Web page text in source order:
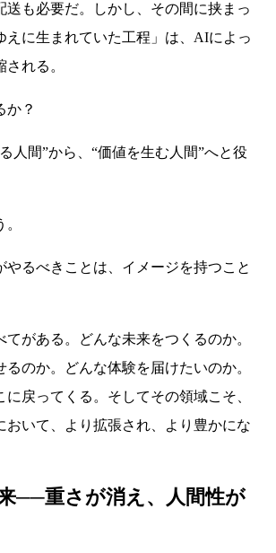
送も必要だ。しかし、その間に挟まっ
えに生まれていた工程」は、AIによっ
れる。
か？
人間”から、“価値を生む人間”へと役
るべきことは、イメージを持つこと
がある。どんな未来をつくるのか。
るのか。どんな体験を届けたいのか。
に戻ってくる。そしてその領域こそ、
おいて、より拡張され、より豊かにな
──重さが消え、人間性が